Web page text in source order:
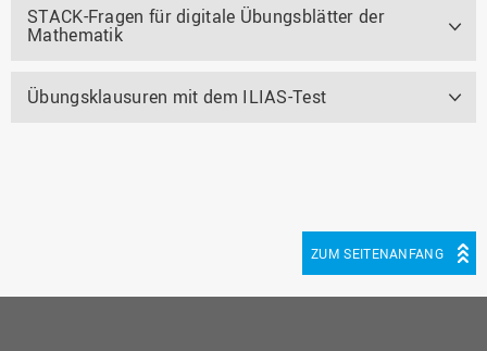
STACK-Fragen für digitale Übungsblätter der
Mathematik
Übungsklausuren mit dem ILIAS-Test
ZUM SEITENANFANG